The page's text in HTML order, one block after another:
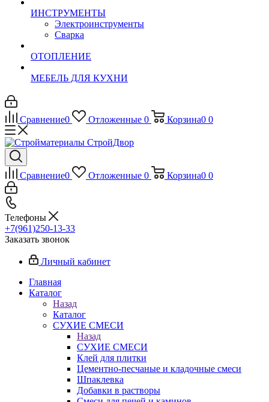
ИНСТРУМЕНТЫ
Электроинструменты
Сварка
ОТОПЛЕНИЕ
МЕБЕЛЬ ДЛЯ КУХНИ
Сравнение0 Отложенные 0 Корзина0 0
Сравнение0 Отложенные 0 Корзина0 0
Телефоны
+7(961)250-13-33
Заказать звонок
Личный кабинет
Главная
Каталог
Назад
Каталог
СУХИЕ СМЕСИ
Назад
СУХИЕ СМЕСИ
Клей для плитки
Цементно-песчаные и кладочные смеси
Шпаклевка
Добавки в растворы